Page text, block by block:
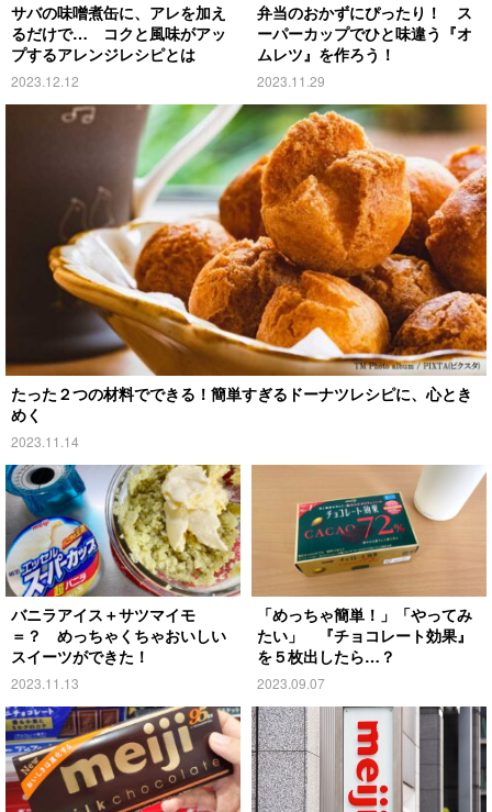
サバの味噌煮缶に、アレを加え
るだけで… コクと風味がアッ
プするアレンジレシピとは
2023.12.12
弁当のおかずにぴったり！ ス
ーパーカップでひと味違う『オ
ムレツ』を作ろう！
2023.11.29
たった２つの材料でできる！簡単すぎるドーナツレシピに、心とき
めく
2023.11.14
バニラアイス＋サツマイモ
＝？ めっちゃくちゃおいしい
スイーツができた！
2023.11.13
「めっちゃ簡単！」「やってみ
たい」 『チョコレート効果』
を５枚出したら…？
2023.09.07